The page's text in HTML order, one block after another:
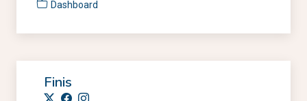
Dashboard
Finis